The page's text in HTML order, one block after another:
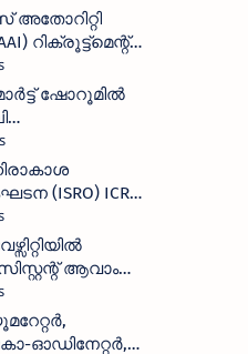
റിക്രൂട്ട്മെന്റ്
അവസാന
7
ഷോറൂമിൽ
G-Mart
2026
(ISRO) ICRB
:ശമ്പളം
ആവാം
ഓഗസ്റ്റ് 5 ന്
ഓഡിനേറ്റർ,